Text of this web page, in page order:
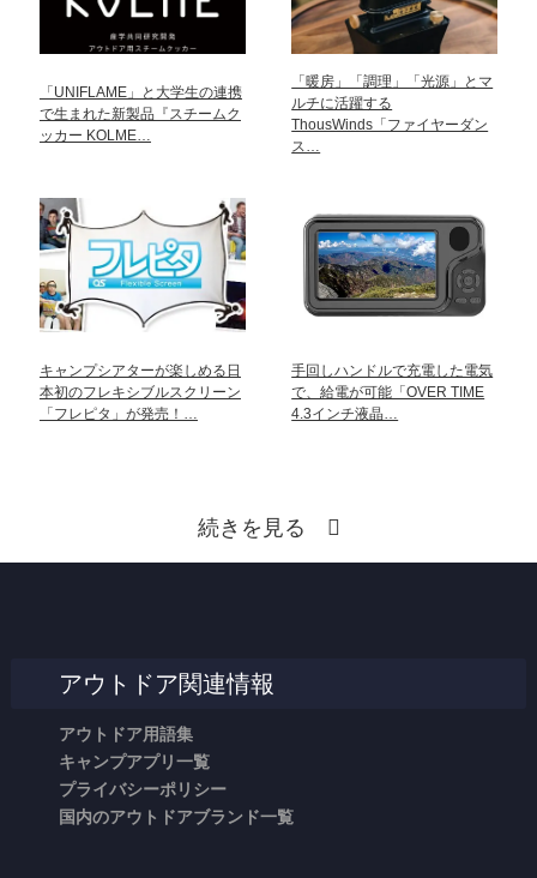
「UNIFLAME」と大学生の連携
で生まれた新製品『スチームク
ッカー KOLME…
「暖房」「調理」「光源」とマ
ルチに活躍する
ThousWinds「ファイヤーダン
ス…
キャンプシアターが楽しめる日
本初のフレキシブルスクリーン
「フレピタ」が発売！…
手回しハンドルで充電した電気
で、給電が可能「OVER TIME
4.3インチ液晶…
続きを見る
アウトドア関連情報
アウトドア用語集
キャンプアプリ一覧
プライバシーポリシー
国内のアウトドアブランド一覧